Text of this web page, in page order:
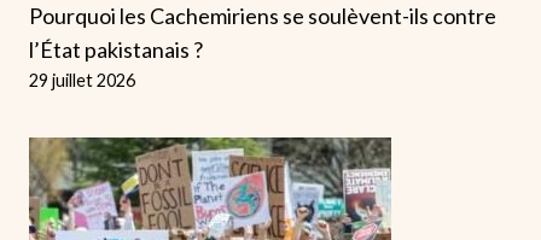
Pourquoi les Cachemiriens se soulèvent-ils contre
l’État pakistanais ?
29 juillet 2026